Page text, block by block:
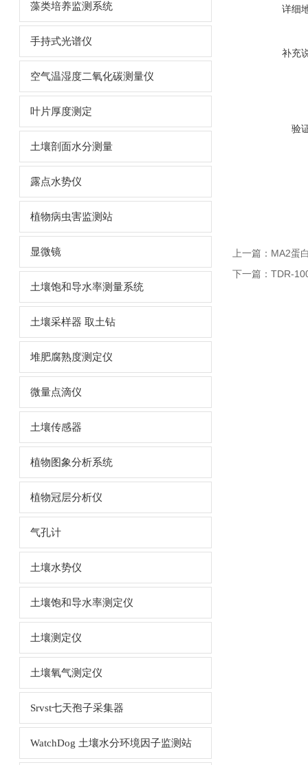
藻类培养监测系统
手持式光谱仪
空气温湿度二氧化碳测量仪
叶片厚度测定
土壤剖面水分测量
露点水势仪
植物病虫害监测站
显微镜
土壤饱和导水率测量系统
土壤采样器 取土钻
堆肥腐熟度测定仪
微量点滴仪
土壤传感器
植物图象分析系统
植物冠层分析仪
气孔计
土壤水势仪
土壤饱和导水率测定仪
土壤测定仪
土壤氧气测定仪
Srvst七天孢子采集器
WatchDog 土壤水分环境因子监测站
详细
补充
验
上一篇： MA2蛋
下一篇： TDR-